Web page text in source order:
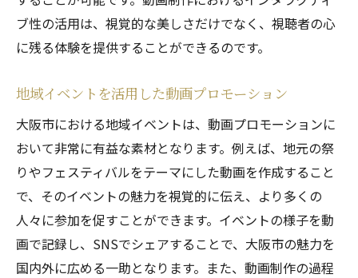
ブ性の活用は、視覚的な美しさだけでなく、視聴者の心
に残る体験を提供することができるのです。
地域イベントを活用した動画プロモーション
大阪市における地域イベントは、動画プロモーションに
おいて非常に有益な素材となります。例えば、地元の祭
りやフェスティバルをテーマにした動画を作成すること
で、そのイベントの魅力を視覚的に伝え、より多くの
人々に参加を促すことができます。イベントの様子を動
画で記録し、SNSでシェアすることで、大阪市の魅力を
国内外に広める一助となります。また、動画制作の過程